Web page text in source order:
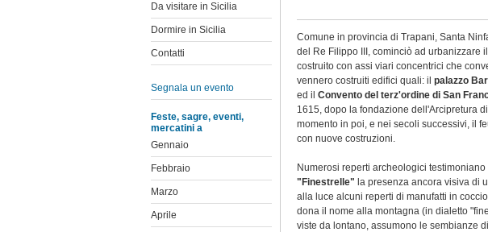
Comune in provincia di Trapani, Santa
del Re Filippo III, cominciò ad urbanizzare
costruito con assi viari concentrici che
vennero costruiti edifici quali: il palazzo
ed il Convento del terz'ordine di San
1615, dopo la fondazione dell'Arcipretura
momento in poi, e nei secoli successivi, il
con nuove costruzioni.
Numerosi reperti archeologici
"Finestrelle" la presenza ancora visiva di
alla luce alcuni reperti di manufatti in
dona il nome alla montagna (in dialetto
viste da lontano, assumono le sembianze
Da visitare in Sicilia
Dormire in Sicilia
Contatti
Segnala un evento
Feste, sagre, eventi,
mercatini a
Gennaio
Febbraio
Marzo
Aprile